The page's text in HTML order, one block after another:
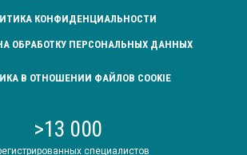
КОНФИДЕНЦИАЛЬНОСТИ
ОБРАБОТКУ ПЕРСОНАЛЬНЫХ ДАННЫХ
В ОТНОШЕНИИ ФАЙЛОВ COOKIE
>13 000
специалистов